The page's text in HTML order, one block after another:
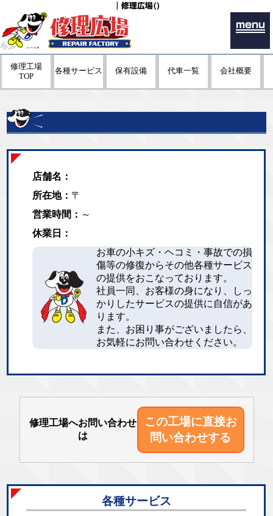
｜修理広場()
menu
修理工場
TOP
各種サービス 保有設備 代車一覧 会社概要
店舗名：
所在地： 〒
営業時間： ～
休業日：
お車の小キズ・ヘコミ・事故での損
傷等の修復からその他各種サービス
の提供をおこなっております。
社員一同、お客様の身になり、しっ
かりしたサービスの提供に自信があ
ります。
また、お困り事がございましたら、
お気軽にお問い合わせください。
修理工場へお問い合わせ
は
この工場に直接お
問い合わせする
各種サービス